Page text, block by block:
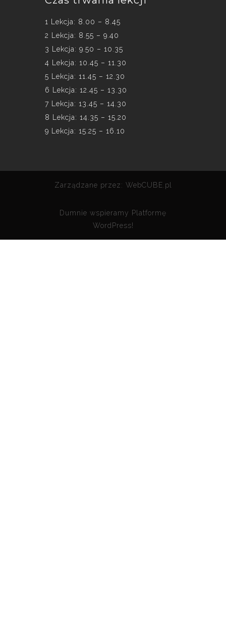
1 Lekcja: 8.00 – 8.45
2 Lekcja: 8.55 – 9.40
3 Lekcja: 9.50 – 10.35
4 Lekcja: 10.45 – 11.30
5 Lekcja: 11.45 – 12.30
6 Lekcja: 12.45 – 13.30
7 Lekcja: 13.45 – 14.30
8 Lekcja: 14.35 – 15.20
9 Lekcja: 15.25 – 16.10
Zarządzane przez: WebCUBE.pl
Dumnie wspieramy Platformę
WordPress!